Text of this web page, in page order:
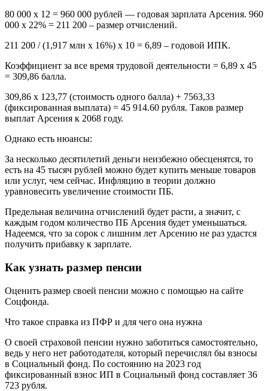
80 000 х 12 = 960 000 рублей — годовая зарплата Арсения. 960
000 х 22% = 211 200 – размер отчислений.
211 200 / (1,917 млн х 16%) х 10 = 6,89 – годовой ИПК.
Коэффициент за все время трудовой деятельности = 6,89 х 45
= 309,86 балла.
309,86 х 123,77 (стоимость одного балла) + 7563,33
(фиксированная выплата) = 45 914.60 рубля. Таков размер
выплат Арсения к 2068 году.
Однако есть нюансы:
За несколько десятилетий деньги неизбежно обесценятся, то
есть на 45 тысяч рублей можно будет купить меньше товаров
или услуг, чем сейчас. Инфляцию в теории должно
уравновесить увеличение стоимости ПБ.
Предельная величина отчислений будет расти, а значит, с
каждым годом количество ПБ Арсения будет уменьшаться.
Надеемся, что за сорок с лишним лет Арсению не раз удастся
получить прибавку к зарплате.
Как узнать размер пенсии
Оценить размер своей пенсии можно с помощью на сайте
Соцфонда.
Что такое справка из ПФР и для чего она нужна
О своей страховой пенсии нужно заботиться самостоятельно,
ведь у него нет работодателя, который перечислял бы взносы
в Социальный фонд. По состоянию на 2023 год
фиксированный взнос ИП в Социальный фонд составляет 36
723 рубля.